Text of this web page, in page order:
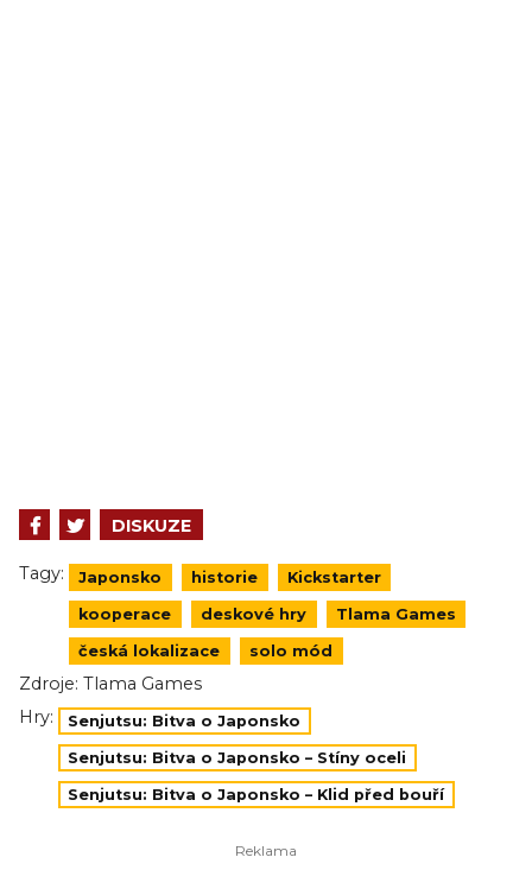
DISKUZE
Tagy: Japonsko historie Kickstarter
kooperace deskové hry Tlama Games
česká lokalizace solo mód
Zdroje: Tlama Games
Hry:
Senjutsu: Bitva o Japonsko
Senjutsu: Bitva o Japonsko – Stíny oceli
Senjutsu: Bitva o Japonsko – Klid před bouří